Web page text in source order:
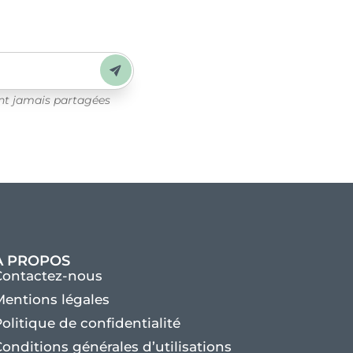
jamais partagées
Envoyer
PROPOS
nous
légales
de confidentialité
générales d’utilisations